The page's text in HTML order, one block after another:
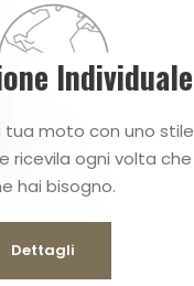
Individuale
tua moto con uno stile
ricevila ogni volta che
hai bisogno.
Dettagli